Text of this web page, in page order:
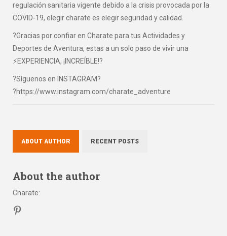
regulación sanitaria vigente debido a la crisis provocada por la
COVID-19, elegir charate es elegir seguridad y calidad.
?Gracias por confiar en Charate para tus Actividades y
Deportes de Aventura, estas a un solo paso de vivir una
⚡EXPERIENCIA, ¡INCREÍBLE!?
?Síguenos en INSTAGRAM?
?https://www.instagram.com/charate_adventure
ABOUT AUTHOR RECENT POSTS
About the author
Charate: